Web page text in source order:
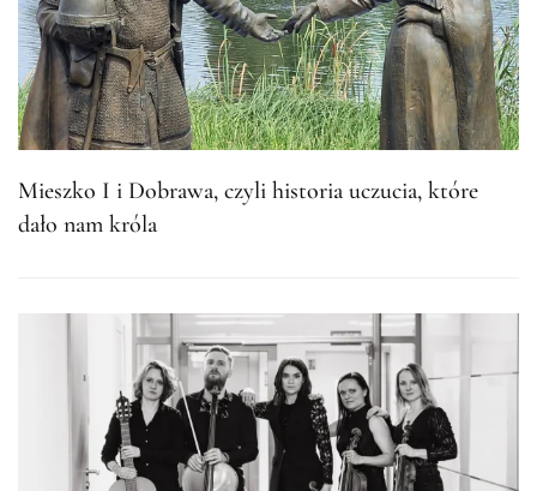
Mieszko I i Dobrawa, czyli historia uczucia, które
dało nam króla